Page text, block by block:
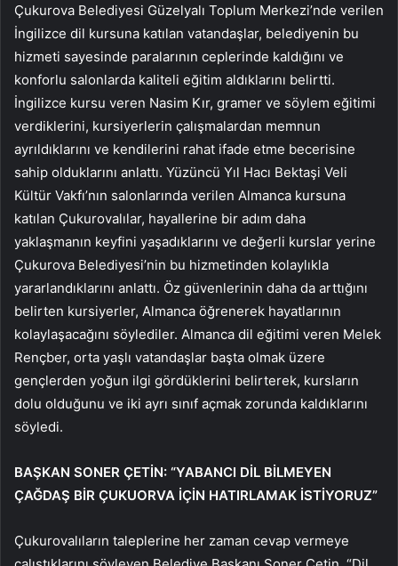
Çukurova Belediyesi Güzelyalı Toplum Merkezi’nde verilen
İngilizce dil kursuna katılan vatandaşlar, belediyenin bu
hizmeti sayesinde paralarının ceplerinde kaldığını ve
konforlu salonlarda kaliteli eğitim aldıklarını belirtti.
İngilizce kursu veren Nasim Kır, gramer ve söylem eğitimi
verdiklerini, kursiyerlerin çalışmalardan memnun
ayrıldıklarını ve kendilerini rahat ifade etme becerisine
sahip olduklarını anlattı. Yüzüncü Yıl Hacı Bektaşi Veli
Kültür Vakfı’nın salonlarında verilen Almanca kursuna
katılan Çukurovalılar, hayallerine bir adım daha
yaklaşmanın keyfini yaşadıklarını ve değerli kurslar yerine
Çukurova Belediyesi’nin bu hizmetinden kolaylıkla
yararlandıklarını anlattı. Öz güvenlerinin daha da arttığını
belirten kursiyerler, Almanca öğrenerek hayatlarının
kolaylaşacağını söylediler. Almanca dil eğitimi veren Melek
Rençber, orta yaşlı vatandaşlar başta olmak üzere
gençlerden yoğun ilgi gördüklerini belirterek, kursların
dolu olduğunu ve iki ayrı sınıf açmak zorunda kaldıklarını
söyledi.
BAŞKAN SONER ÇETİN: “YABANCI DİL BİLMEYEN
ÇAĞDAŞ BİR ÇUKUORVA İÇİN HATIRLAMAK İSTİYORUZ”
Çukurovalıların taleplerine her zaman cevap vermeye